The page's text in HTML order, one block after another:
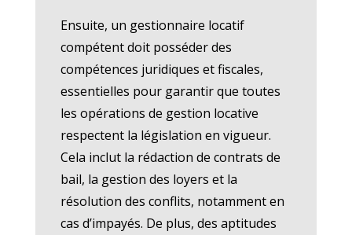
Ensuite, un gestionnaire locatif
compétent doit posséder des
compétences juridiques et fiscales,
essentielles pour garantir que toutes
les opérations de gestion locative
respectent la législation en vigueur.
Cela inclut la rédaction de contrats de
bail, la gestion des loyers et la
résolution des conflits, notamment en
cas d’impayés. De plus, des aptitudes